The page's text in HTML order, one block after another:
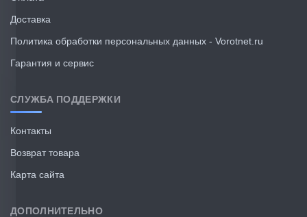
Доставка
Политика обработки персональных данных - Vorotnet.ru
Гарантия и сервис
СЛУЖБА ПОДДЕРЖКИ
Контакты
Возврат товара
Карта сайта
ДОПОЛНИТЕЛЬНО